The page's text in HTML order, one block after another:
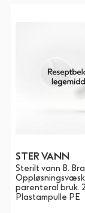
STER VANN
Sterilt vann B.
parenteral bruk.
Plastampulle PE